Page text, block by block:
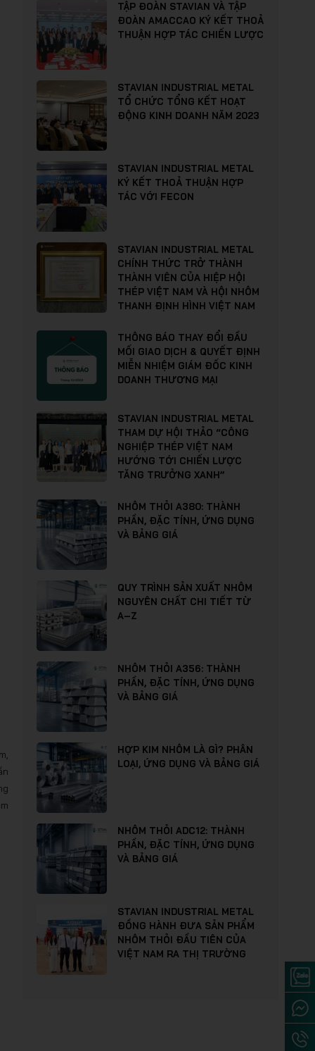
TẬP ĐOÀN STAVIAN VÀ TẬP
ĐOÀN AMACCAO KÝ KẾT THOẢ
THUẬN HỢP TÁC CHIẾN LƯỢC
STAVIAN INDUSTRIAL METAL
TỔ CHỨC TỔNG KẾT HOẠT
ĐỘNG KINH DOANH NĂM 2023
STAVIAN INDUSTRIAL METAL
KÝ KẾT THOẢ THUẬN HỢP
TÁC VỚI FECON
STAVIAN INDUSTRIAL METAL
CHÍNH THỨC TRỞ THÀNH
THÀNH VIÊN CỦA HIỆP HỘI
THÉP VIỆT NAM VÀ HỘI NHÔM
THANH ĐỊNH HÌNH VIỆT NAM
THÔNG BÁO THAY ĐỔI ĐẦU
MỐI GIAO DỊCH & QUYẾT ĐỊNH
MIỄN NHIỆM GIÁM ĐỐC KINH
DOANH THƯƠNG MẠI
STAVIAN INDUSTRIAL METAL
THAM DỰ HỘI THẢO “CÔNG
NGHIỆP THÉP VIỆT NAM
HƯỚNG TỚI CHIẾN LƯỢC
TĂNG TRƯỞNG XANH”
NHÔM THỎI A380: THÀNH
PHẦN, ĐẶC TÍNH, ỨNG DỤNG
VÀ BẢNG GIÁ
QUY TRÌNH SẢN XUẤT NHÔM
NGUYÊN CHẤT CHI TIẾT TỪ
A–Z
NHÔM THỎI A356: THÀNH
PHẦN, ĐẶC TÍNH, ỨNG DỤNG
VÀ BẢNG GIÁ
HỢP KIM NHÔM LÀ GÌ? PHÂN
LOẠI, ỨNG DỤNG VÀ BẢNG GIÁ
NHÔM THỎI ADC12: THÀNH
PHẦN, ĐẶC TÍNH, ỨNG DỤNG
VÀ BẢNG GIÁ
STAVIAN INDUSTRIAL METAL
ĐỒNG HÀNH ĐƯA SẢN PHẨM
NHÔM THỎI ĐẦU TIÊN CỦA
VIỆT NAM RA THỊ TRƯỜNG